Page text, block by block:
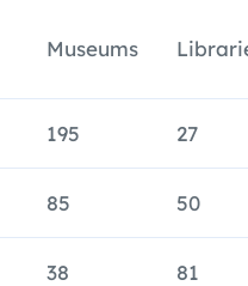
Museums
195 27
85 50
38 81